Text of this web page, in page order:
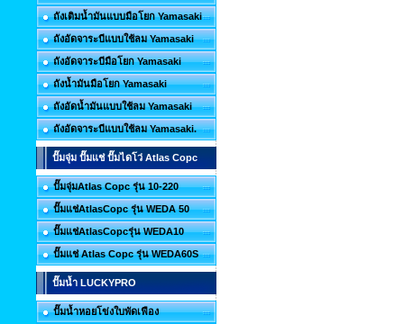
ถังเติมน้ำมันแบบมือโยก Yamasaki
ถังอัดจาระบีแบบใช้ลม Yamasaki
ถังอัดจาระบีมือโยก Yamasaki
ถังน้ำมันมือโยก Yamasaki
ถังอัดน้ำมันแบบใช้ลม Yamasaki
ถังอัดจาระบีแบบใช้ลม Yamasaki.
ปั๊มจุ่ม ปั๊มแช่ ปั๊มไดโว่ Atlas Copc
ปั๊มจุ่มAtlas Copc รุ่น 10-220
ปั๊มแช่AtlasCopc รุ่น WEDA 50
ปั๊มแช่AtlasCopcรุ่น WEDA10
ปั๊มแช่ Atlas Copc รุ่น WEDA60S
ปั๊มน้ำ LUCKYPRO
ปั๊มน้ำหอยโข่งใบพัดเฟือง